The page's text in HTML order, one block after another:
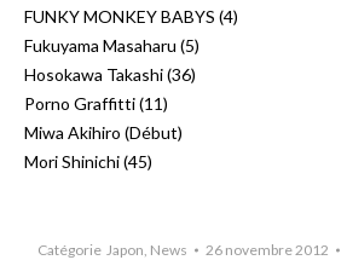
FUNKY MONKEY BABYS (4)
Fukuyama Masaharu (5)
Hosokawa Takashi (36)
Porno Graffitti (11)
Miwa Akihiro (Début)
Mori Shinichi (45)
Catégorie Japon, News 26 novembre 2012